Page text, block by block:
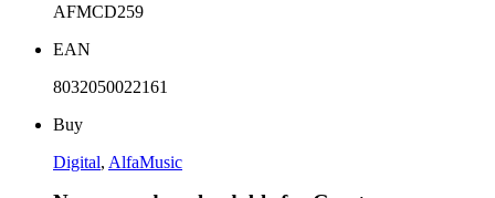
AFMCD259
EAN
8032050022161
Buy
Digital, AlfaMusic